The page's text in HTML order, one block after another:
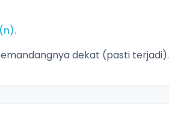
dekat (pasti terjadi).